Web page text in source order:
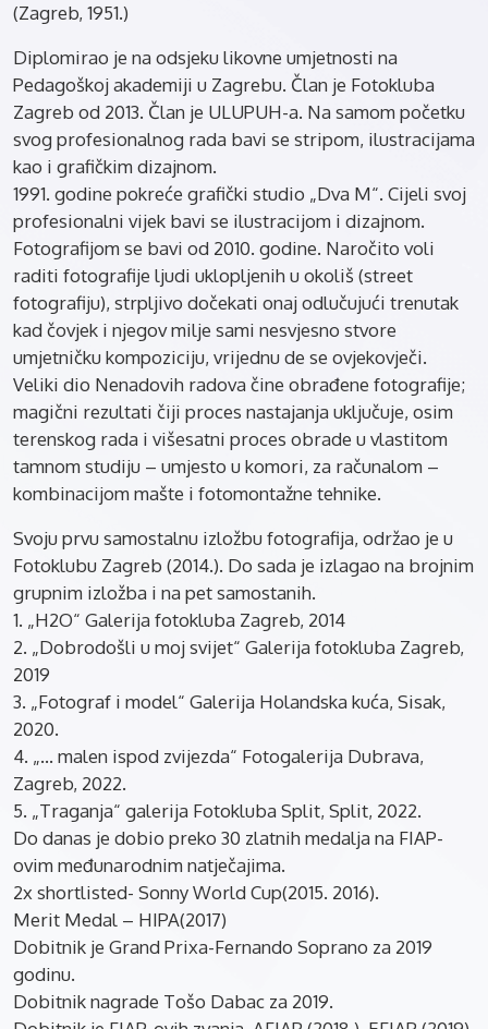
(Zagreb, 1951.)
Diplomirao je na odsjeku likovne umjetnosti na
Pedagoškoj akademiji u Zagrebu. Član je Fotokluba
Zagreb od 2013. Član je ULUPUH-a. Na samom početku
svog profesionalnog rada bavi se stripom, ilustracijama
kao i grafičkim dizajnom.
1991. godine pokreće grafički studio „Dva M“. Cijeli svoj
profesionalni vijek bavi se ilustracijom i dizajnom.
Fotografijom se bavi od 2010. godine. Naročito voli
raditi fotografije ljudi uklopljenih u okoliš (street
fotografiju), strpljivo dočekati onaj odlučujući trenutak
kad čovjek i njegov milje sami nesvjesno stvore
umjetničku kompoziciju, vrijednu de se ovjekovječi.
Veliki dio Nenadovih radova čine obrađene fotografije;
magični rezultati čiji proces nastajanja uključuje, osim
terenskog rada i višesatni proces obrade u vlastitom
tamnom studiju – umjesto u komori, za računalom –
kombinacijom mašte i fotomontažne tehnike.
Svoju prvu samostalnu izložbu fotografija, održao je u
Fotoklubu Zagreb (2014.). Do sada je izlagao na brojnim
grupnim izložba i na pet samostanih.
1. „H2O“ Galerija fotokluba Zagreb, 2014
2. „Dobrodošli u moj svijet“ Galerija fotokluba Zagreb,
2019
3. „Fotograf i model“ Galerija Holandska kuća, Sisak,
2020.
4. „… malen ispod zvijezda“ Fotogalerija Dubrava,
Zagreb, 2022.
5. „Traganja“ galerija Fotokluba Split, Split, 2022.
Do danas je dobio preko 30 zlatnih medalja na FIAP-
ovim međunarodnim natječajima.
2x shortlisted- Sonny World Cup(2015. 2016).
Merit Medal – HIPA(2017)
Dobitnik je Grand Prixa-Fernando Soprano za 2019
godinu.
Dobitnik nagrade Tošo Dabac za 2019.